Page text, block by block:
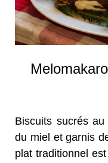
Biscuits sucrés
du miel et garnis
plat traditionnel